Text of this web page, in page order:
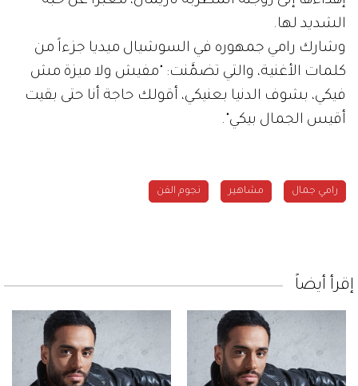
الشديد لها.
وشارك رامي جمهوره في السوشيال ميديا جزءاً من
كلمات الأغنية، والتي تضمَّنت: "مفيش ولا ميزة مش
فيكي، بشوف الدنيا بعنيكي، أقولك حاجة أنا حتى بقيت
أقيس الجمال بيكي".
رامي جمال مشاهير نجوم الفن
إقرأ أيضاً